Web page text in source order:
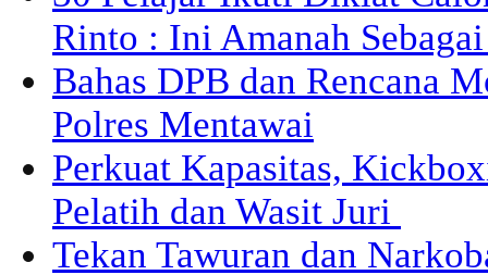
Rinto : Ini Amanah
Bahas DPB dan Rencana
Polres Mentawai
Perkuat Kapasitas,
Pelatih dan Wasit Juri
Tekan Tawuran dan